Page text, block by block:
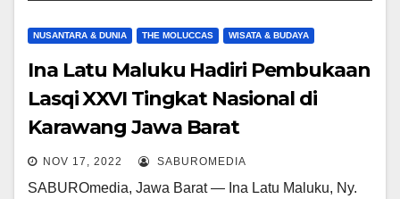
NUSANTARA & DUNIA THE MOLUCCAS WISATA & BUDAYA
Ina Latu Maluku Hadiri Pembukaan
Lasqi XXVI Tingkat Nasional di
Karawang Jawa Barat
NOV 17, 2022 SABUROMEDIA
SABUROmedia, Jawa Barat — Ina Latu Maluku, Ny.